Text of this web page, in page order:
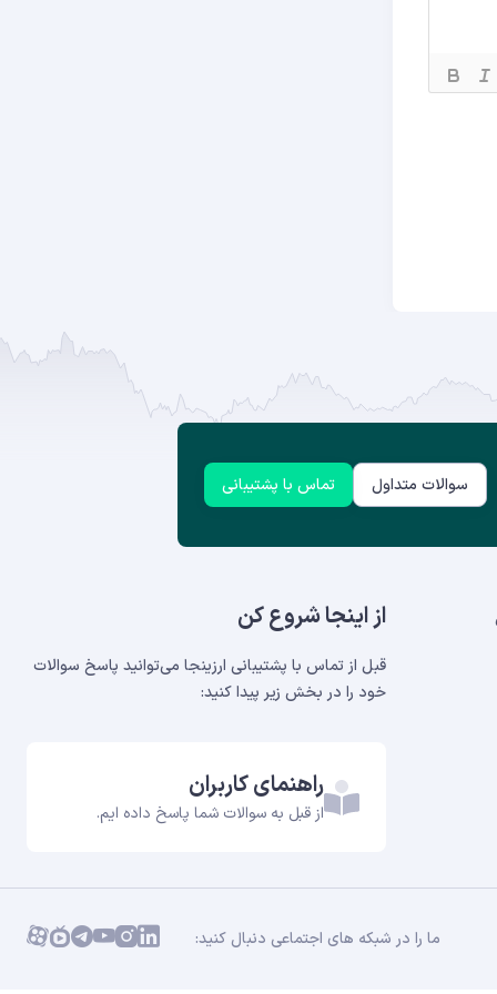
سوالات متداول تماس با پشتیبانی
از اینجا شروع کن
قبل از تماس با پشتیبانی ارزینجا می‌توانید پاسخ سوالات
خود را در بخش‌ زیر پیدا کنید:
راهنمای کاربران
از قبل به سوالات شما پاسخ داده ایم.
ما را در شبکه های اجتماعی دنبال کنید: